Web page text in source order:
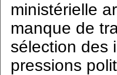
ministérielle
manque de
sélection des
pressions